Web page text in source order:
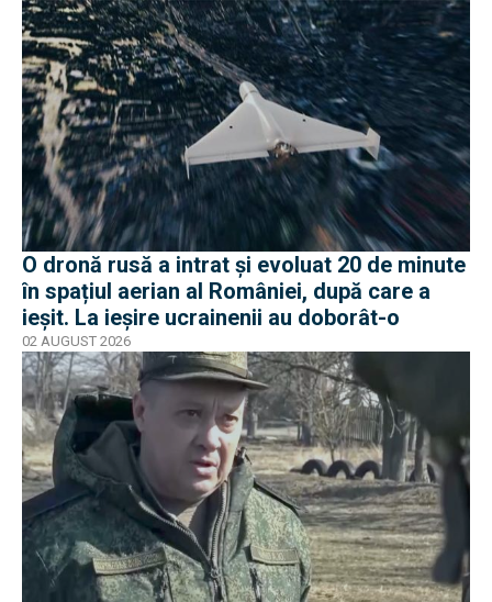
O dronă rusă a intrat și evoluat 20 de minute
în spațiul aerian al României, după care a
ieșit. La ieșire ucrainenii au doborât-o
02 AUGUST 2026